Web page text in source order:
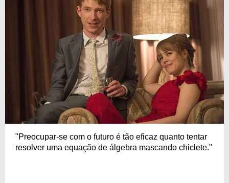
"Preocupar-se com o futuro é tão eficaz quanto tentar
resolver uma equação de álgebra mascando chiclete."